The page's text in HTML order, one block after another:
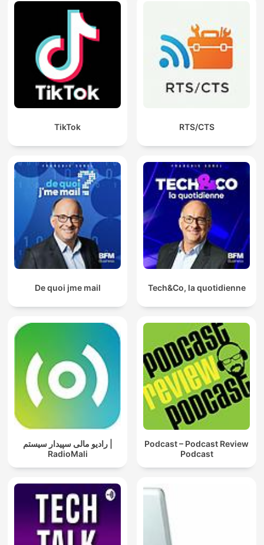
TikTok RTS/CTS
De quoi jme mail Tech&Co, la quotidienne
رادیو مالی سپیدار سیستم |
RadioMali
Podcast – Podcast Review
Podcast